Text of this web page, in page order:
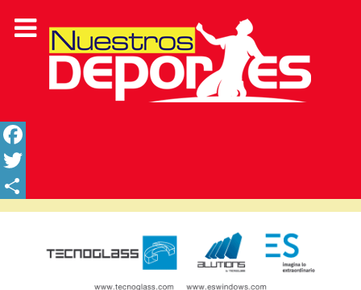
Facebook
Twitter
Share